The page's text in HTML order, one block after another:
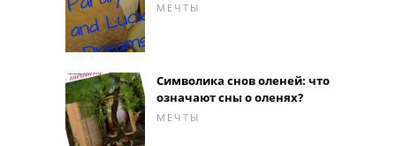
МЕЧТЫ
Символика снов оленей: что
означают сны о оленях?
МЕЧТЫ